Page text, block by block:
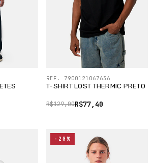
T-SHIRT LOST THERMIC PRETO
R$77,40
R$129,00
REF. 7900121067636
-20%